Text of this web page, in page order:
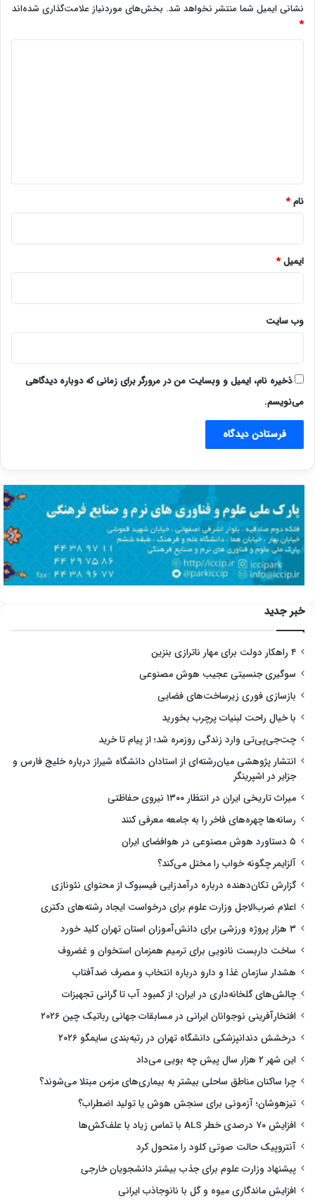
نشانی ایمیل شما منتشر نخواهد شد. بخش‌های موردنیاز علامت‌گذاری شده‌اند
*
نام*
ایمیل*
وب‌ سایت
ذخیره نام، ایمیل و وبسایت من در مرورگر برای زمانی که دوباره دیدگاهی
می‌نویسم.
خبر جدید
۴ راهکار دولت برای مهار ناترازی بنزین
سوگیری جنسیتی عجیب هوش مصنوعی
بازسازی فوری زیرساخت‌های فضایی
با خیال راحت لبنیات پرچرب بخورید
چت‌جی‌پی‌تی وارد زندگی روزمره شد؛ از پیام تا خرید
انتشار پژوهشی میان‌رشته‌ای از استادان دانشگاه شیراز درباره خلیج فارس و
جزایر در اشپرینگر
میراث تاریخی ایران در انتظار ۱۳۰۰ نیروی حفاظتی
رسانه‌ها چهره‌های فاخر را به جامعه معرفی کنند
۵ دستاورد هوش مصنوعی در هوافضای ایران
آلزایمر چگونه خواب را مختل می‌کند؟
گزارش تکان‌دهنده درباره درآمدزایی فیسبوک از محتوای نئونازی
اعلام ضرب‌الاجل وزارت علوم برای درخواست ایجاد رشته‌های دکتری
۳ هزار پروژه ورزشی برای دانش‌آموزان استان تهران کلید خورد
ساخت داربست نانویی برای ترمیم همزمان استخوان و غضروف
هشدار سازمان غذا و دارو درباره انتخاب و مصرف ضدآفتاب
چالش‌های گلخانه‌داری در ایران؛ از کمبود آب تا گرانی تجهیزات
افتخارآفرینی نوجوانان ایرانی در مسابقات جهانی رباتیک چین ۲۰۲۶
درخشش دندانپزشکی دانشگاه تهران در رتبه‌بندی سایمگو ۲۰۲۶
این شهر ۲ هزار سال پیش چه بویی می‌داد
چرا ساکنان مناطق ساحلی بیشتر به بیماری‌های مزمن مبتلا می‌شوند؟
تیزهوشان؛ آزمونی برای سنجش هوش یا تولید اضطراب؟
افزایش ۷۰ درصدی خطر ALS با تماس زیاد با علف‌کش‌ها
آنتروپیک حالت صوتی کلود را متحول کرد
پیشنهاد وزارت علوم برای جذب بیشتر دانشجویان خارجی
افزایش ماندگاری میوه و گل با نانوجاذب ایرانی